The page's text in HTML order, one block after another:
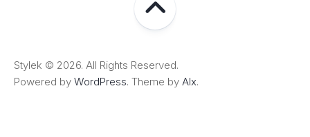
Stylek © 2026. All Rights Reserved.
Powered by WordPress. Theme by Alx.